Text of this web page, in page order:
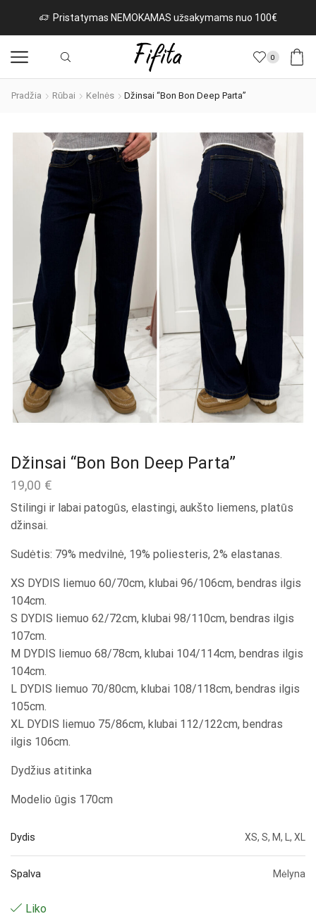
Pristatymas NEMOKAMAS užsakymams nuo 100€
0
Pradžia Rūbai Kelnės Džinsai “Bon Bon Deep Parta”
Džinsai “Bon Bon Deep Parta”
19,00 €
Stilingi ir labai patogūs, elastingi, aukšto liemens, platūs
džinsai.
Sudėtis: 79% medvilnė, 19% poliesteris, 2% elastanas.
XS DYDIS liemuo 60/70cm, klubai 96/106cm, bendras ilgis
104cm.
S DYDIS liemuo 62/72cm, klubai 98/110cm, bendras ilgis
107cm.
M DYDIS liemuo 68/78cm, klubai 104/114cm, bendras ilgis
104cm.
L DYDIS liemuo 70/80cm, klubai 108/118cm, bendras ilgis
105cm.
XL DYDIS liemuo 75/86cm, klubai 112/122cm, bendras
ilgis 106cm.
Dydžius atitinka
Modelio ūgis 170cm
Dydis XS, S, M, L, XL
Spalva Mėlyna
Liko